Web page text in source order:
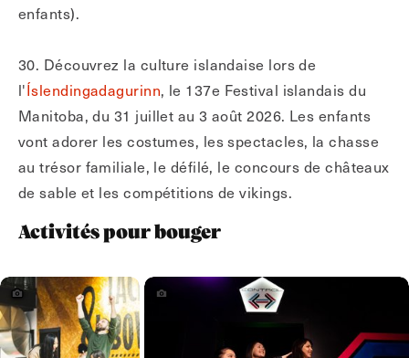
enfants).
30. Découvrez la culture islandaise lors de
l'Íslendingadagurinn, le 137e Festival islandais du
Manitoba, du 31 juillet au 3 août 2026. Les enfants
vont adorer les costumes, les spectacles, la chasse
au trésor familiale, le défilé, le concours de châteaux
de sable et les compétitions de vikings.
Activités pour bouger